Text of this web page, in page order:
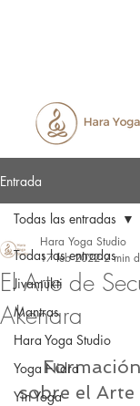
Entrada
Todas las entradas
Jivamukti
Mantras
Hara Yoga Studio
Yoga Nidra
Yin Yoga
Todas las entradas
El Arte de
Akenara
Hara Yoga Studio
17 feb 2022 2 min
sobre el Arte